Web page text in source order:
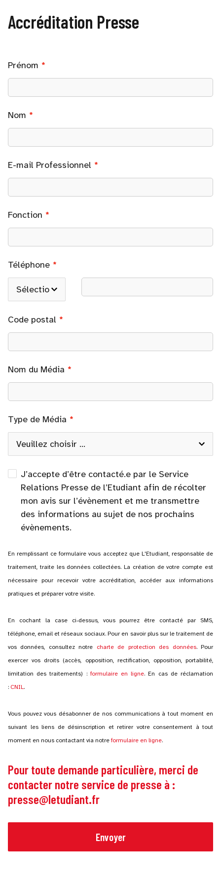
Accréditation Presse
Prénom
Nom
E-mail Professionnel
Fonction
Téléphone
Code postal
Nom du Média
Type de Média
J’accepte d’être contacté.e par le Service
Relations Presse de l’Etudiant afin de récolter
mon avis sur l’évènement et me transmettre
des informations au sujet de nos prochains
évènements.
En remplissant ce formulaire vous acceptez que L'Etudiant, responsable de
traitement, traite les données collectées. La création de votre compte est
nécessaire pour recevoir votre accréditation, accéder aux informations
pratiques et préparer votre visite.
En cochant la case ci-dessus, vous pourrez être contacté par SMS,
téléphone, email et réseaux sociaux. Pour en savoir plus sur le traitement de
vos données, consultez notre charte de protection des données. Pour
exercer vos droits (accès, opposition, rectification, opposition, portabilité,
limitation des traitements) :formulaire en ligne. En cas de réclamation
: CNIL.
Vous pouvez vous désabonner de nos communications à tout moment en
suivant les liens de désinscription et retirer votre consentement à tout
moment en nous contactant via notreformulaire en ligne.
Pour toute demande particulière, merci de
contacter notre service de presse à :
presse@letudiant.fr